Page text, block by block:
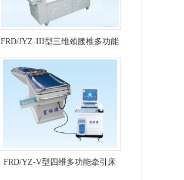
FRD/JYZ-III型三维颈腰椎多功能
牵引床（液晶、数码显示）
FRD/YZ-V型四维多功能牵引床